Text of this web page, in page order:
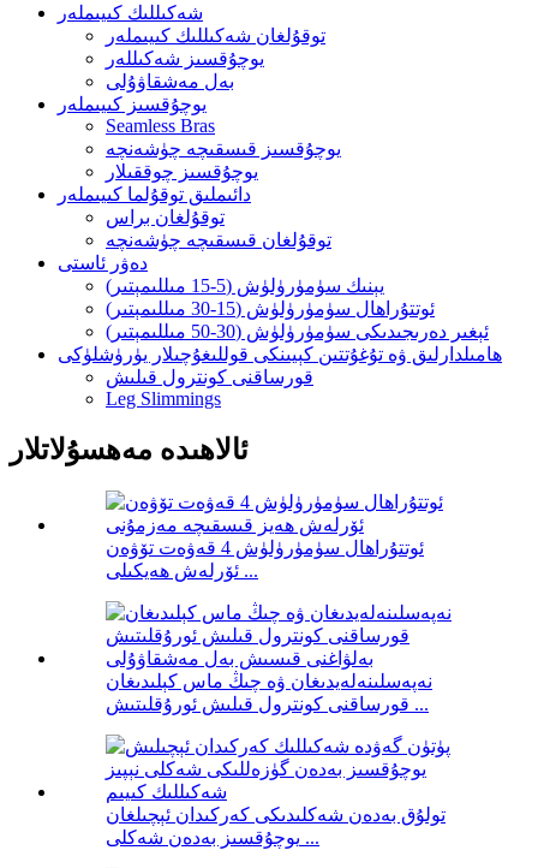
شەكىللىك كىيىملەر
توقۇلغان شەكىللىك كىيىملەر
يوچۇقسىز شەكىللەر
بەل مەشقاۋۇلى
يوچۇقسىز كىيىملەر
Seamless Bras
يوچۇقسىز قىسقىچە چۈشەنچە
يوچۇقسىز چوققىلار
دائىملىق توقۇلما كىيىملەر
توقۇلغان براس
توقۇلغان قىسقىچە چۈشەنچە
دەۋر ئاستى
يېنىك سۈمۈرۈلۈش (5-15 مىللىمېتىر)
ئوتتۇراھال سۈمۈرۈلۈش (15-30 مىللىمېتىر)
ئېغىر دەرىجىدىكى سۈمۈرۈلۈش (30-50 مىللىمېتىر)
ھامىلدارلىق ۋە تۇغۇتتىن كېيىنكى قوللىغۇچىلار يۈرۈشلۈكى
قورساقنى كونترول قىلىش
Leg Slimmings
ئالاھىدە مەھسۇلاتلار
ئوتتۇراھال سۈمۈرۈلۈش 4 قەۋەت تۆۋەن
ئۆرلەش ھەيكىلى ...
نەپەسلىنەلەيدىغان ۋە چىڭ ماس كېلىدىغان
قورساقنى كونترول قىلىش ئورۇقلىتىش ...
تولۇق بەدەن شەكلىدىكى كەركىدان ئېچىلغان
يوچۇقسىز بەدەن شەكلى ...